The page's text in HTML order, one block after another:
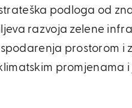
podloga od
razvoja zelene
prostorom i
promjenama